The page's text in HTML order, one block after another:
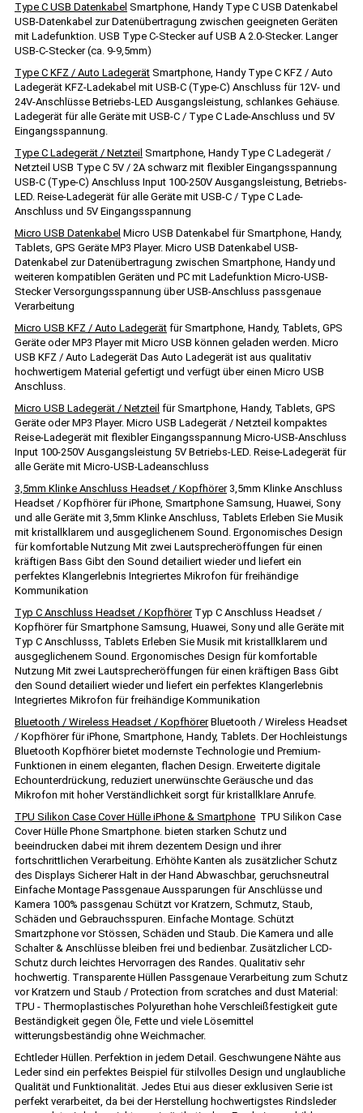
Type C USB Datenkabel Smartphone, Handy Type C USB Datenkabel
USB-Datenkabel zur Datenübertragung zwischen geeigneten Geräten
mit Ladefunktion. USB Type C-Stecker auf USB A 2.0-Stecker. Langer
USB-C-Stecker (ca. 9-9,5mm)
Type C KFZ / Auto Ladegerät Smartphone, Handy Type C KFZ / Auto
Ladegerät KFZ-Ladekabel mit USB-C (Type-C) Anschluss für 12V- und
24V-Anschlüsse Betriebs-LED Ausgangsleistung, schlankes Gehäuse.
Ladegerät für alle Geräte mit USB-C / Type C Lade-Anschluss und 5V
Eingangsspannung.
Type C Ladegerät / Netzteil Smartphone, Handy Type C Ladegerät /
Netzteil USB Type C 5V / 2A schwarz mit flexibler Eingangsspannung
USB-C (Type-C) Anschluss Input 100-250V Ausgangsleistung, Betriebs-
LED. Reise-Ladegerät für alle Geräte mit USB-C / Type C Lade-
Anschluss und 5V Eingangsspannung
Micro USB Datenkabel Micro USB Datenkabel für Smartphone, Handy,
Tablets, GPS Geräte MP3 Player. Micro USB Datenkabel USB-
Datenkabel zur Datenübertragung zwischen Smartphone, Handy und
weiteren kompatiblen Geräten und PC mit Ladefunktion Micro-USB-
Stecker Versorgungsspannung über USB-Anschluss passgenaue
Verarbeitung
Micro USB KFZ / Auto Ladegerät für Smartphone, Handy, Tablets, GPS
Geräte oder MP3 Player mit Micro USB können geladen werden. Micro
USB KFZ / Auto Ladegerät Das Auto Ladegerät ist aus qualitativ
hochwertigem Material gefertigt und verfügt über einen Micro USB
Anschluss.
Micro USB Ladegerät / Netzteil für Smartphone, Handy, Tablets, GPS
Geräte oder MP3 Player. Micro USB Ladegerät / Netzteil kompaktes
Reise-Ladegerät mit flexibler Eingangsspannung Micro-USB-Anschluss
Input 100-250V Ausgangsleistung 5V Betriebs-LED. Reise-Ladegerät für
alle Geräte mit Micro-USB-Ladeanschluss
3,5mm Klinke Anschluss Headset / Kopfhörer3,5mm Klinke Anschluss
Headset / Kopfhörer für iPhone, Smartphone Samsung, Huawei, Sony
und alle Geräte mit 3,5mm Klinke Anschluss, Tablets Erleben Sie Musik
mit kristallklarem und ausgeglichenem Sound. Ergonomisches Design
für komfortable Nutzung Mit zwei Lautsprecheröffungen für einen
kräftigen Bass Gibt den Sound detailiert wieder und liefert ein
perfektes Klangerlebnis Integriertes Mikrofon für freihändige
Kommunikation
Typ C Anschluss Headset / KopfhörerTyp C Anschluss Headset /
Kopfhörer für Smartphone Samsung, Huawei, Sony und alle Geräte mit
Typ C Anschlusss, Tablets Erleben Sie Musik mit kristallklarem und
ausgeglichenem Sound. Ergonomisches Design für komfortable
Nutzung Mit zwei Lautsprecheröffungen für einen kräftigen Bass Gibt
den Sound detailiert wieder und liefert ein perfektes Klangerlebnis
Integriertes Mikrofon für freihändige Kommunikation
Bluetooth / Wireless Headset / KopfhörerBluetooth / Wireless Headset
/ Kopfhörer für iPhone, Smartphone, Handy, Tablets. Der Hochleistungs
Bluetooth Kopfhörer bietet modernste Technologie und Premium-
Funktionen in einem eleganten, flachen Design. Erweiterte digitale
Echounterdrückung, reduziert unerwünschte Geräusche und das
Mikrofon mit hoher Verständlichkeit sorgt für kristallklare Anrufe.
TPU Silikon Case Cover Hülle iPhone & Smartphone TPU Silikon Case
Cover Hülle Phone Smartphone. bieten starken Schutz und
beeindrucken dabei mit ihrem dezentem Design und ihrer
fortschrittlichen Verarbeitung. Erhöhte Kanten als zusätzlicher Schutz
des Displays Sicherer Halt in der Hand Abwaschbar, geruchsneutral
Einfache Montage Passgenaue Aussparungen für Anschlüsse und
Kamera 100% passgenau Schützt vor Kratzern, Schmutz, Staub,
Schäden und Gebrauchsspuren. Einfache Montage. Schützt
Smartzphone vor Stössen, Schäden und Staub. Die Kamera und alle
Schalter & Anschlüsse bleiben frei und bedienbar. Zusätzlicher LCD-
Schutz durch leichtes Hervorragen des Randes. Qualitativ sehr
hochwertig. Transparente Hüllen Passgenaue Verarbeitung zum Schutz
vor Kratzern und Staub / Protection from scratches and dust Material:
TPU - Thermoplastisches Polyurethan hohe Verschleißfestigkeit gute
Beständigkeit gegen Öle, Fette und viele Lösemittel
witterungsbeständig ohne Weichmacher.
Echtleder Hüllen. Perfektion in jedem Detail. Geschwungene Nähte aus
Leder sind ein perfektes Beispiel für stilvolles Design und unglaubliche
Qualität und Funktionalität. Jedes Etui aus dieser exklusiven Serie ist
perfekt verarbeitet, da bei der Herstellung hochwertigstes Rindsleder